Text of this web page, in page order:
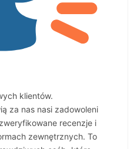
klientów.
za nas nasi zadowoleni
recenzje i
zewnętrznych. To